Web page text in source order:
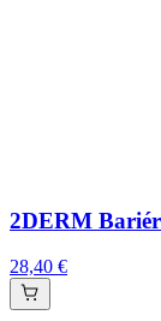
2DERM
28,40 €